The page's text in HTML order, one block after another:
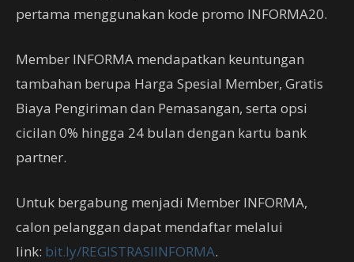
pertama menggunakan kode promo INFORMA20.
Member INFORMA mendapatkan keuntungan
tambahan berupa Harga Spesial Member, Gratis
Biaya Pengiriman dan Pemasangan, serta opsi
cicilan 0% hingga 24 bulan dengan kartu bank
partner.
Untuk bergabung menjadi Member INFORMA,
calon pelanggan dapat mendaftar melalui
link: bit.ly/REGISTRASIINFORMA.